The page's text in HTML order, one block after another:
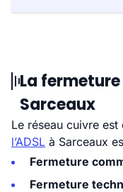
La fermeture
Sarceaux
Le réseau cuivre
l’ADSL à Sarceaux
Fermeture
Fermeture